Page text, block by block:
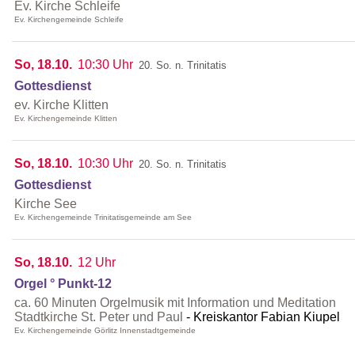
Ev. Kirche Schleife
Ev. Kirchengemeinde Schleife
So, 18.10. 10:30 Uhr 20. So. n. Trinitatis
Gottesdienst
ev. Kirche Klitten
Ev. Kirchengemeinde Klitten
So, 18.10. 10:30 Uhr 20. So. n. Trinitatis
Gottesdienst
Kirche See
Ev. Kirchengemeinde Trinitatisgemeinde am See
So, 18.10. 12 Uhr
Orgel ° Punkt-12
ca. 60 Minuten Orgelmusik mit Information und Meditation
Stadtkirche St. Peter und Paul
Kreiskantor Fabian Kiupel
Ev. Kirchengemeinde Görlitz Innenstadtgemeinde